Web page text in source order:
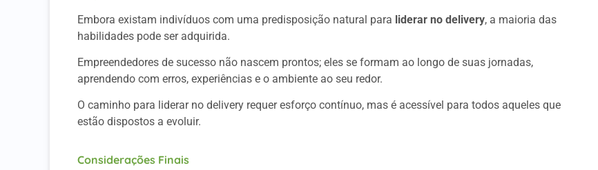
Embora existam indivíduos com uma predisposição natural para liderar no delivery, a maioria das
habilidades pode ser adquirida.
Empreendedores de sucesso não nascem prontos; eles se formam ao longo de suas jornadas,
aprendendo com erros, experiências e o ambiente ao seu redor.
O caminho para liderar no delivery requer esforço contínuo, mas é acessível para todos aqueles que
estão dispostos a evoluir.
Considerações Finais